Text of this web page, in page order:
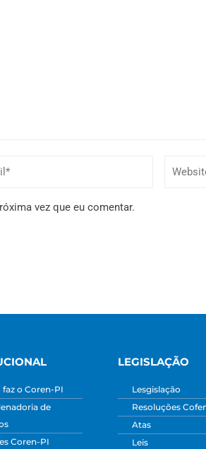
vez que eu comentar.
faz o Coren-PI
de
Coren-PI
LEGISLAÇÃO
Lesgislação
Resoluções
Atas
Leis